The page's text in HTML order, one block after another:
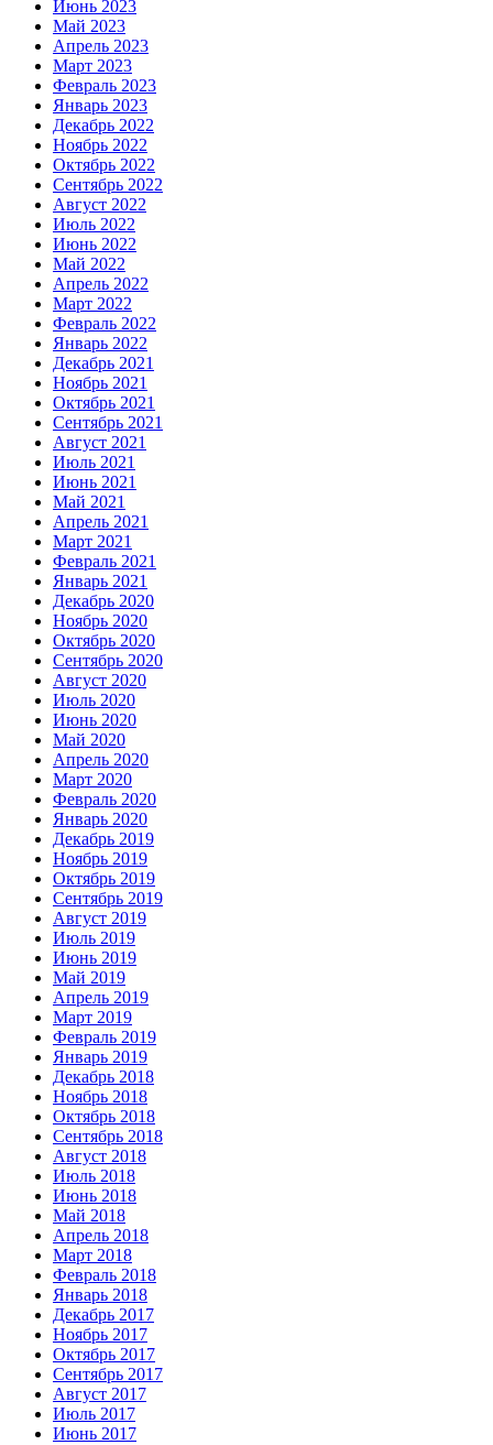
Июнь 2023
Май 2023
Апрель 2023
Март 2023
Февраль 2023
Январь 2023
Декабрь 2022
Ноябрь 2022
Октябрь 2022
Сентябрь 2022
Август 2022
Июль 2022
Июнь 2022
Май 2022
Апрель 2022
Март 2022
Февраль 2022
Январь 2022
Декабрь 2021
Ноябрь 2021
Октябрь 2021
Сентябрь 2021
Август 2021
Июль 2021
Июнь 2021
Май 2021
Апрель 2021
Март 2021
Февраль 2021
Январь 2021
Декабрь 2020
Ноябрь 2020
Октябрь 2020
Сентябрь 2020
Август 2020
Июль 2020
Июнь 2020
Май 2020
Апрель 2020
Март 2020
Февраль 2020
Январь 2020
Декабрь 2019
Ноябрь 2019
Октябрь 2019
Сентябрь 2019
Август 2019
Июль 2019
Июнь 2019
Май 2019
Апрель 2019
Март 2019
Февраль 2019
Январь 2019
Декабрь 2018
Ноябрь 2018
Октябрь 2018
Сентябрь 2018
Август 2018
Июль 2018
Июнь 2018
Май 2018
Апрель 2018
Март 2018
Февраль 2018
Январь 2018
Декабрь 2017
Ноябрь 2017
Октябрь 2017
Сентябрь 2017
Август 2017
Июль 2017
Июнь 2017